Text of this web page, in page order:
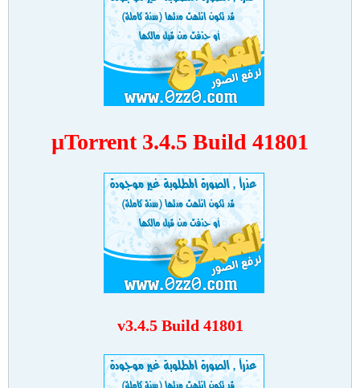
µTorrent 3.4.5 Build 41801
v3.4.5 Build 41801